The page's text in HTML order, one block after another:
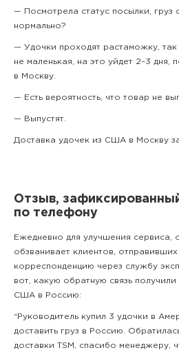
— Посмотрела статус посылки, груз
нормально?
— Удочки проходят растаможку, так
не маленькая, на это уйдет 2–3 дня,
в Москву.
— Есть вероятность, что товар не
— Выпустят.
Доставка удочек из США в Москву
Отзыв,
по телефону
Ежедневно для улучшения сервиса,
обзванивает клиентов, отправивших
корреспонденцию через службу
вот, какую обратную связь
США в Россию:
“Руководитель купил 3 удочки в
доставить груз в Россию.
доставки TSM, спасибо менеджеру,